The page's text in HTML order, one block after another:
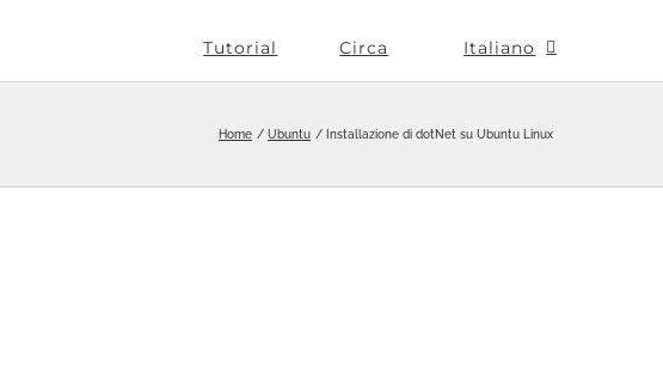
Tutorial Circa Italiano
Home Ubuntu Installazione di dotNet su Ubuntu Linux